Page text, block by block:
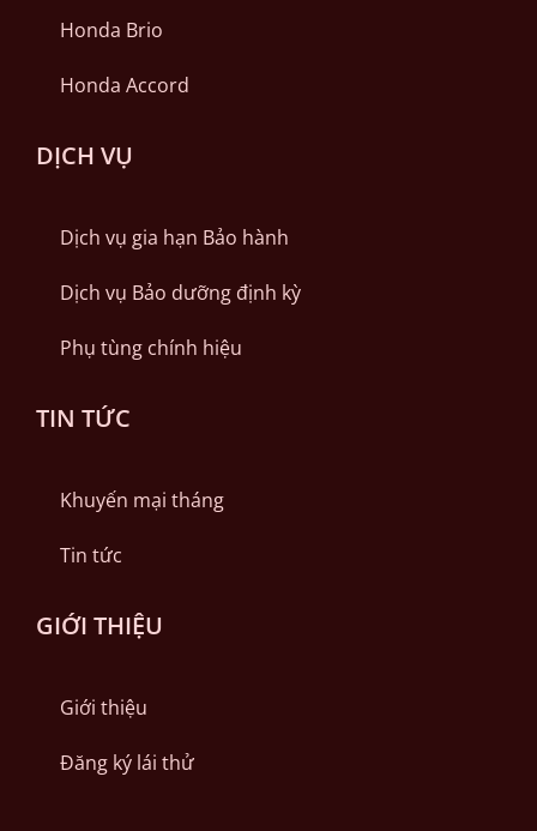
Honda Brio
Honda Accord
DỊCH VỤ
Dịch vụ gia hạn Bảo hành
Dịch vụ Bảo dưỡng định kỳ
Phụ tùng chính hiệu
TIN TỨC
Khuyến mại tháng
Tin tức
GIỚI THIỆU
Giới thiệu
Đăng ký lái thử